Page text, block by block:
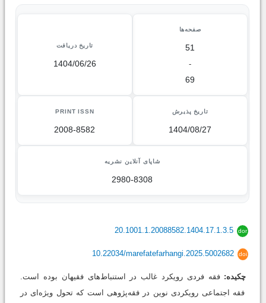
صفحه‌ها
51
-
69
تاریخ دریافت
1404/06/26
تاریخ پذیرش
1404/08/27
PRINT ISSN
2008-8582
شاپای آنلاین نشریه
2980-8308
dor
20.1001.1.20088582.1404.17.1.3.5
doi
10.22034/marefatefarhangi.2025.5002682
چکیده: فقه ‌فردی رویکرد غالب در استنباط‌های فقیهان بوده است.
فقه ‌اجتماعی رویکردی نوین در فقه‌پژوهی است که تحول ویژه‌ای در